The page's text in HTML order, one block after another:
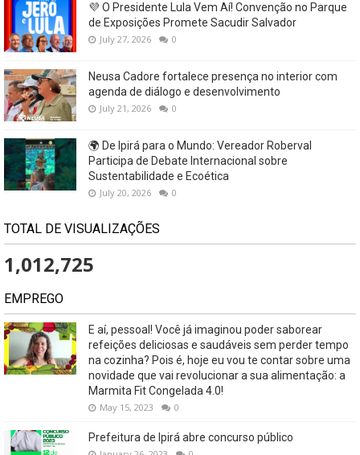
💜 O Presidente Lula Vem Aí! Convenção no Parque
de Exposições Promete Sacudir Salvador
July 27, 2026 0
Neusa Cadore fortalece presença no interior com
agenda de diálogo e desenvolvimento
July 21, 2026 0
🌍 De Ipirá para o Mundo: Vereador Roberval
Participa de Debate Internacional sobre
Sustentabilidade e Ecoética
July 20, 2026 0
TOTAL DE VISUALIZAÇÕES
1,012,725
EMPREGO
E aí, pessoal! Você já imaginou poder saborear
refeições deliciosas e saudáveis ​​sem perder tempo
na cozinha? Pois é, hoje eu vou te contar sobre uma
novidade que vai revolucionar a sua alimentação: a
Marmita Fit Congelada 4.0!
May 15, 2023 0
Prefeitura de Ipirá abre concurso público